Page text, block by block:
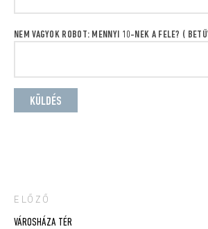
NEM VAGYOK ROBOT: MENNYI 10-NEK A FELE? (
Bejegyzés
ELŐZŐ
VÁROSHÁZA TÉR